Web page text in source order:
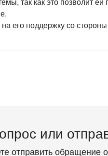
поддержку со стороны
или
отправить обращение